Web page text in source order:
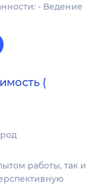
- Ведение
(
работы, так и